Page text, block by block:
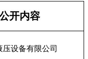
开内容
压设备有限公司